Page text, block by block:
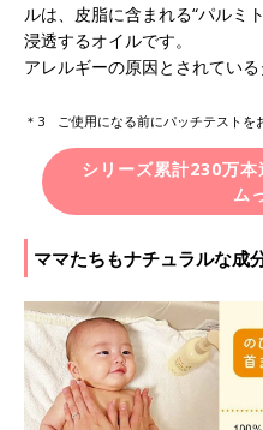
ルは、皮脂に含まれる“パルミ
浸透するオイルです。
アレルギーの原因とされてい
＊3 ご使用になる前にパッチテストを
シリーズ累計230万
ム
ママたちもナチュラルな成